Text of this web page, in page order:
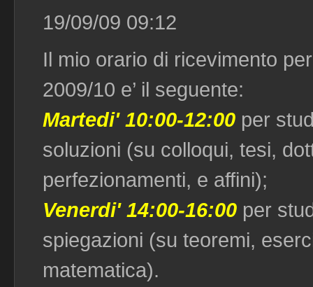
19/09/09 09:12
Il mio orario di ricevimento
2009/10 e’ il seguente:
Martedi' 10:00-12:00 per
soluzioni (su colloqui, tesi,
perfezionamenti, e affini);
Venerdi' 14:00-16:00 per
spiegazioni (su teoremi,
matematica).